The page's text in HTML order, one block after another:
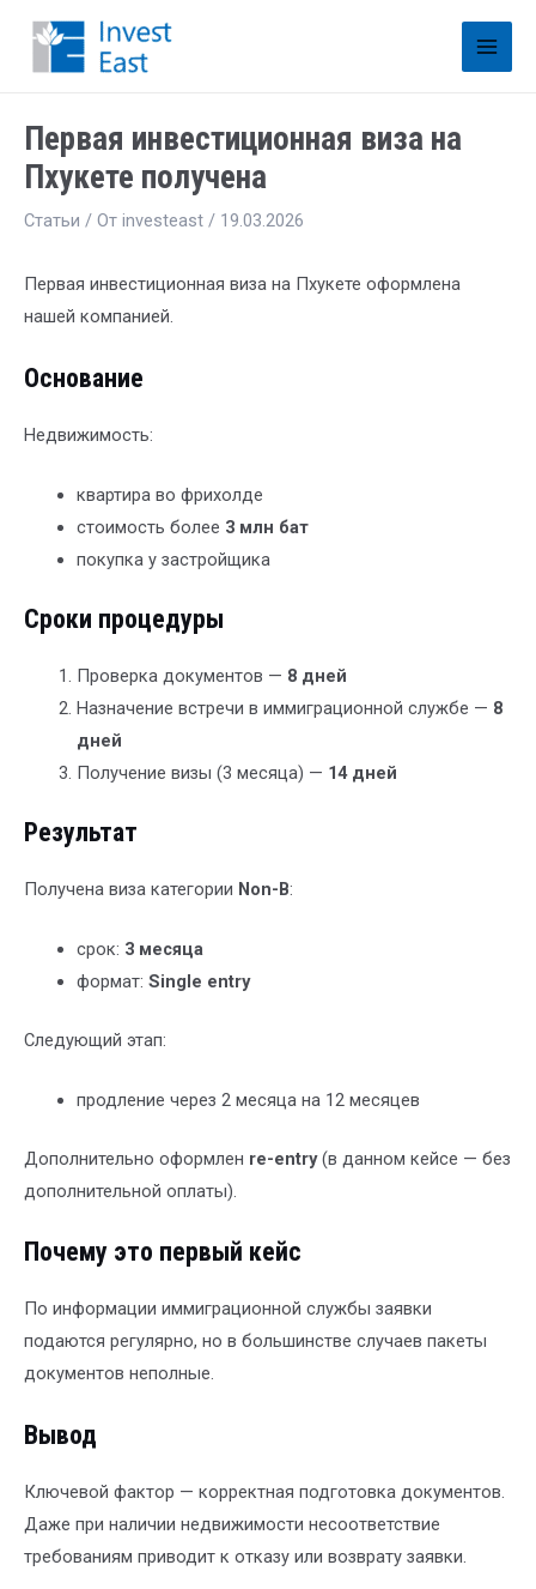
Первая инвестиционная виза на
Пхукете получена
Статьи / От investeast / 19.03.2026
Первая инвестиционная виза на Пхукете оформлена
нашей компанией.
Основание
Недвижимость:
квартира во фрихолде
стоимость более 3 млн бат
покупка у застройщика
Сроки процедуры
Проверка документов — 8 дней
Назначение встречи в иммиграционной службе — 8
дней
Получение визы (3 месяца) — 14 дней
Результат
Получена виза категории Non-B:
срок: 3 месяца
формат: Single entry
Следующий этап:
продление через 2 месяца на 12 месяцев
Дополнительно оформлен re-entry(в данном кейсе — без
дополнительной оплаты).
Почему это первый кейс
По информации иммиграционной службы заявки
подаются регулярно, но в большинстве случаев пакеты
документов неполные.
Вывод
Ключевой фактор — корректная подготовка документов.
Даже при наличии недвижимости несоответствие
требованиям приводит к отказу или возврату заявки.